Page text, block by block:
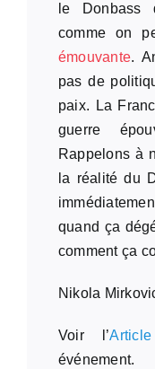
le Donbass
comme on
émouvante.
pas de
paix. La
guerre
Rappelons à
la réalité du
quand ça
comment ça
Nikola
Voir l’
événement.